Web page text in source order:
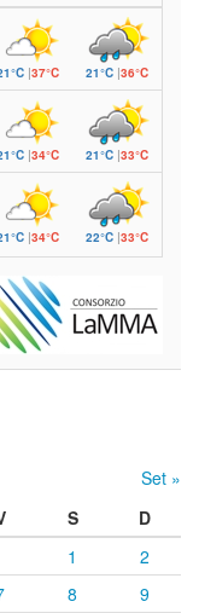
|37°C 21°C |36°C
|34°C 21°C |33°C
|34°C 22°C |33°C
Set »
S
D
1
2
8
9